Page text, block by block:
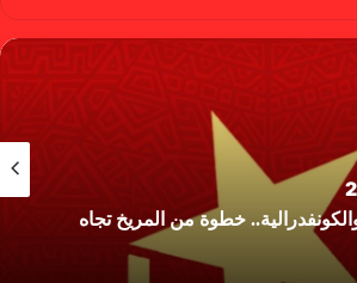
وك
خطوة من المريخ تجاه